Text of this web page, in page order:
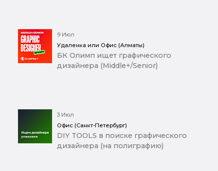
9 Июл
Удаленка или Офис (Алматы)
БК Олимп ищет графического
дизайнера (Middle+/Senior)
3 Июл
Офис (Санкт-Петербург)
DIY TOOLS в поиске графического
дизайнера (на полиграфию)